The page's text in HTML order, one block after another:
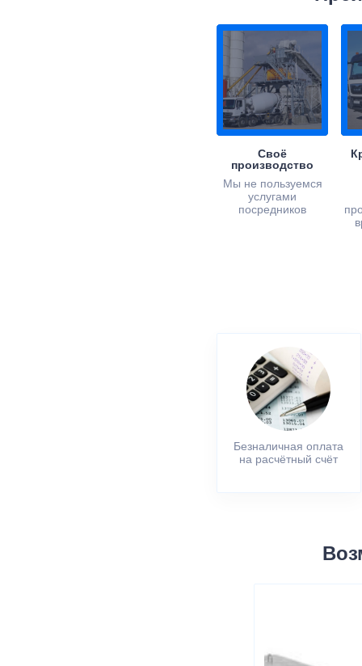
Своё
производство
Мы не пользуемся
услугами
посредников
Безналичная оплата
на расчётный счёт